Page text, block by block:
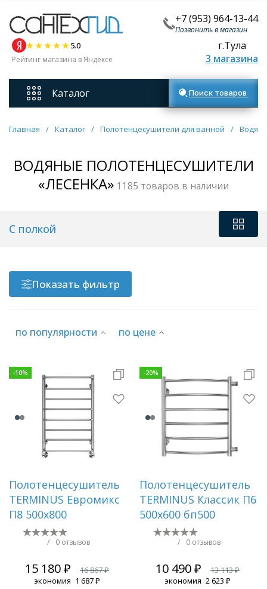
+7 (953) 964-13-44
Позвонить в магазин
5.0
Рейтинг магазина в Яндексе
г.Тула
3 магазина
Каталог
Смесители
Унитазы
Мебель для ванных комнат
Ванны
Раковины
Душевые кабины
Полотенцесушители
Аксессуары для ванных комнат
Зеркала
Душевые уголки и ограждения
Трапы для душевых
Поиск товаров
Главная / Каталог / Полотенцесушители для ванной /
ВОДЯНЫЕ ПОЛОТЕНЦЕСУШИТЕЛИ
«ЛЕСЕНКА» 1185 товаров в наличии
С полкой
Показать фильтр
по популярности по цене
-10%
Полотенцесушитель
TERMINUS Евромикс
П8 500х800
/ 0 отзывов
15 180 ₽
16 867 ₽
экономия 1 687 ₽
-20%
Полотенцесушитель
TERMINUS Классик П6
500х600 бп500
/ 0 отзывов
10 490 ₽
13 113 ₽
экономия 2 623 ₽